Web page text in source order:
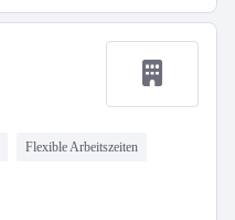
Flexible Arbeitszeiten